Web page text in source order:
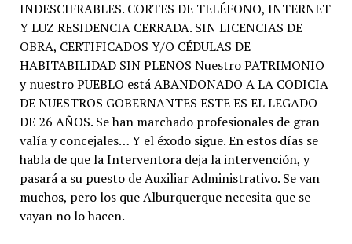
INDESCIFRABLES. CORTES DE TELÉFONO, INTERNET
Y LUZ RESIDENCIA CERRADA. SIN LICENCIAS DE
OBRA, CERTIFICADOS Y/O CÉDULAS DE
HABITABILIDAD SIN PLENOS Nuestro PATRIMONIO
y nuestro PUEBLO está ABANDONADO A LA CODICIA
DE NUESTROS GOBERNANTES ESTE ES EL LEGADO
DE 26 AÑOS. Se han marchado profesionales de gran
valía y concejales… Y el éxodo sigue. En estos días se
habla de que la Interventora deja la intervención, y
pasará a su puesto de Auxiliar Administrativo. Se van
muchos, pero los que Alburquerque necesita que se
vayan no lo hacen.